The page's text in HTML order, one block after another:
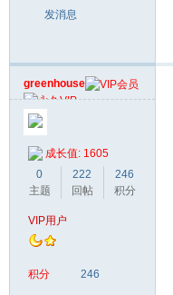
发消息
greenhouse
成长值: 1605
0
主题
222
回帖
246
积分
VIP用户
积分 246